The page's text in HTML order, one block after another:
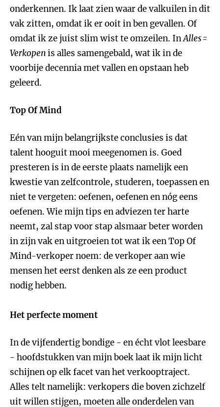
onderkennen. Ik laat zien waar de valkuilen in dit
vak zitten, omdat ik er ooit in ben gevallen. Of
omdat ik ze juist slim wist te omzeilen. InAlles =
Verkopenis alles samengebald, wat ik in de
voorbije decennia met vallen en opstaan heb
geleerd.
Top Of Mind
Eén van mijn belangrijkste conclusies is dat
talent hooguit mooi meegenomen is. Goed
presteren is in de eerste plaats namelijk een
kwestie van zelfcontrole, studeren, toepassen en
niet te vergeten: oefenen, oefenen en nóg eens
oefenen. Wie mijn tips en adviezen ter harte
neemt, zal stap voor stap alsmaar beter worden
in zijn vak en uitgroeien tot wat ik een Top Of
Mind-verkoper noem: de verkoper aan wie
mensen het eerst denken als ze een product
nodig hebben.
Het perfecte moment
In de vijfendertig bondige - en écht vlot leesbare
- hoofdstukken van mijn boek laat ik mijn licht
schijnen op elk facet van het verkooptraject.
Alles telt namelijk: verkopers die boven zichzelf
uit willen stijgen, moeten alle onderdelen van